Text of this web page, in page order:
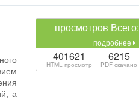
а
просмотров Всего:
подробнее
401621
HTML просмотр
6215
PDF скачано